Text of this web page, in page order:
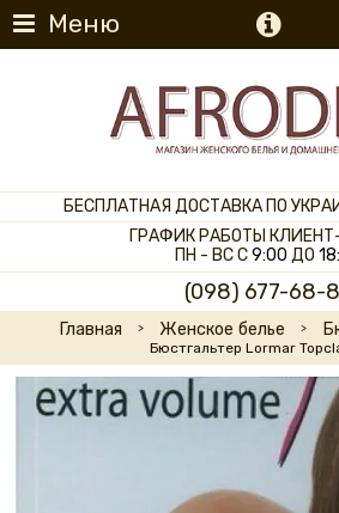
Меню
БЕСПЛАТНАЯ ДОСТАВКА ПО
ГРАФИК РАБОТЫ
ПН - ВС С9:00 ДО
(098) 677-68-
Главная Женское белье
Бюстгальтер Lormar